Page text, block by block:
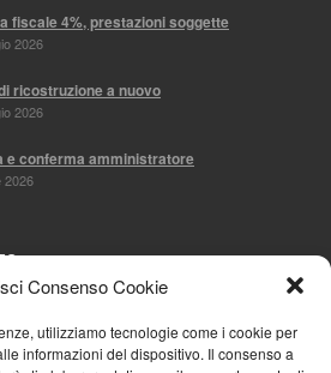
Consenso Cookie
utilizziamo tecnologie come i cookie per
informazioni del dispositivo. Il consenso a
fiscale 4%, prestazioni soggette
2026
ricostruzione a nuovo
2026
e conferma amministratore
2026